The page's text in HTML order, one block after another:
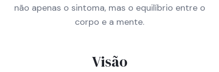
não apenas o sintoma, mas o equilíbrio entre o
corpo e a mente.
Visão